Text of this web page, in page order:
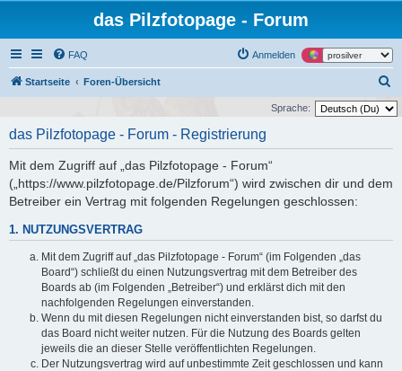
das Pilzfotopage - Forum
FAQ Anmelden
Startseite Foren-Übersicht
u
Sprache:
das Pilzfotopage - Forum - Registrierung
Mit dem Zugriff auf „das Pilzfotopage - Forum“
(„https://www.pilzfotopage.de/Pilzforum“) wird zwischen dir und dem
Betreiber ein Vertrag mit folgenden Regelungen geschlossen:
1. NUTZUNGSVERTRAG
Mit dem Zugriff auf „das Pilzfotopage - Forum“ (im Folgenden „das
Board“) schließt du einen Nutzungsvertrag mit dem Betreiber des
Boards ab (im Folgenden „Betreiber“) und erklärst dich mit den
nachfolgenden Regelungen einverstanden.
Wenn du mit diesen Regelungen nicht einverstanden bist, so darfst du
das Board nicht weiter nutzen. Für die Nutzung des Boards gelten
jeweils die an dieser Stelle veröffentlichten Regelungen.
Der Nutzungsvertrag wird auf unbestimmte Zeit geschlossen und kann